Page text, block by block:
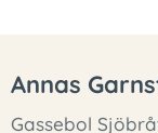
Annas
Gassebol